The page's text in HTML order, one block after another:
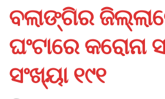
ବଲାଙ୍ଗିର
ଘଂଟାରେ କରୋନା
ସଂଖ୍ୟା ୧୯୧